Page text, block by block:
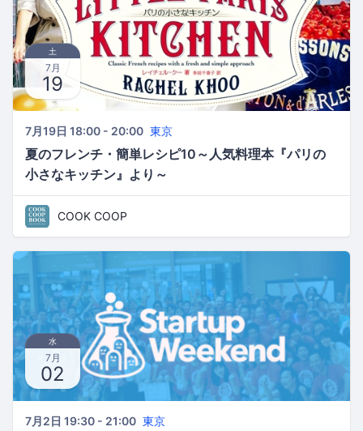
土
7月
19
7月19日 18:00 - 20:00 東京
夏のフレンチ・簡単レシピ10～人気料理本『パリの
小さなキッチン』より～
COOK COOP
水
7月
02
7月2日 19:30 - 21:00 東京